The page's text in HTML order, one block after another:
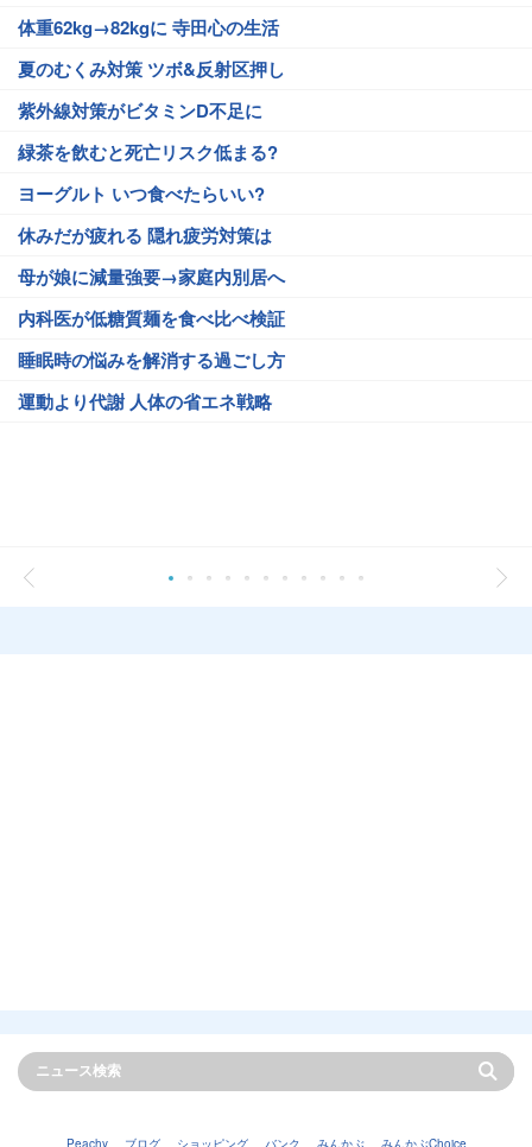
体重62kg→82kgに 寺田心の生活
夏のむくみ対策 ツボ&反射区押し
紫外線対策がビタミンD不足に
緑茶を飲むと死亡リスク低まる?
ヨーグルト いつ食べたらいい?
休みだが疲れる 隠れ疲労対策は
母が娘に減量強要→家庭内別居へ
内科医が低糖質麺を食べ比べ検証
睡眠時の悩みを解消する過ごし方
運動より代謝 人体の省エネ戦略
Peachy ブログ ショッピング バンク みんかぶ みんかぶChoice